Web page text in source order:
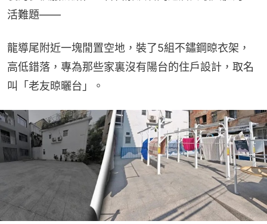
活難題——
龍導尾附近一塊閒置空地，裝了5組不鏽鋼晾衣架，
高低錯落，專為那些家裏沒有陽台的住戶設計，取名
叫「老友晾曬台」。